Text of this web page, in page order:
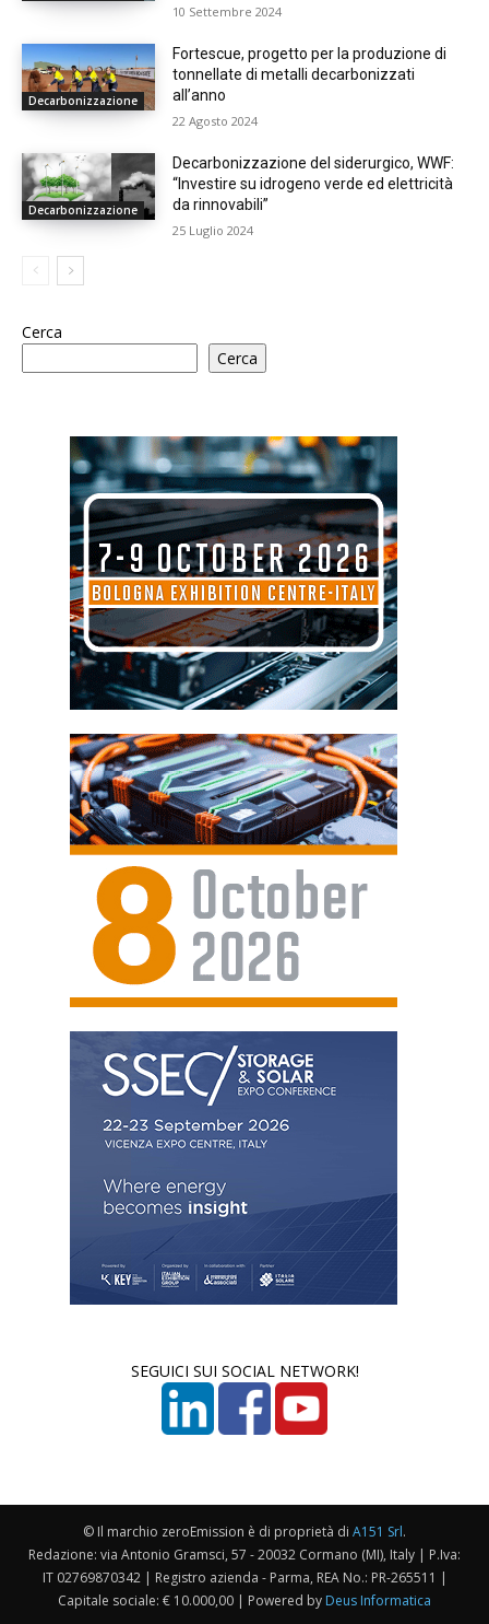
10 Settembre 2024
Decarbonizzazione
Fortescue, progetto per la produzione di
tonnellate di metalli decarbonizzati
all’anno
22 Agosto 2024
Decarbonizzazione
Decarbonizzazione del siderurgico, WWF:
“Investire su idrogeno verde ed elettricità
da rinnovabili”
25 Luglio 2024
Cerca
Cerca
SEGUICI SUI SOCIAL NETWORK!
© Il marchio zeroEmission è di proprietà di A151 Srl.
Redazione: via Antonio Gramsci, 57 - 20032 Cormano (MI), Italy | P.Iva:
IT 02769870342 | Registro azienda - Parma, REA No.: PR-265511 |
Capitale sociale: € 10.000,00 | Powered by Deus Informatica